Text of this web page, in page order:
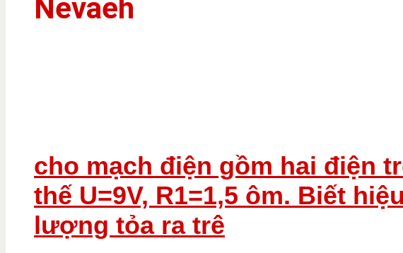
Nevaeh
cho mạch điện gồm hai điện
thế U=9V, R1=1,5 ôm. Biết
lượng tỏa ra trê